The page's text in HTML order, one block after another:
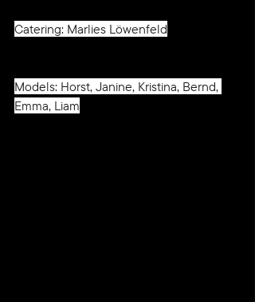
Catering: Marlies Löwenfeld
Models: Horst, Janine, Kristina, Bernd,
Emma, Liam